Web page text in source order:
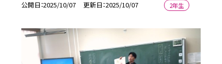
公開日 2025/10/07 更新日 2025/10/07 2年生